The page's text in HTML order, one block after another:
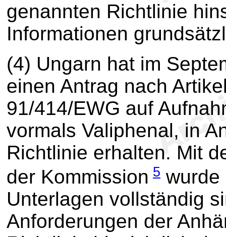
genannten Richtlinie
Informationen
(4) Ungarn hat im
einen Antrag nach
91/414/EWG auf
vormals Valiphenal, in
Richtlinie erhalten. Mit
der Kommission 5 wurde
Unterlagen vollständig
Anforderungen der